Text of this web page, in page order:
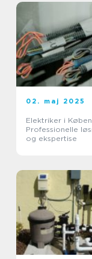
02. maj 2025
Elektriker i
Professionelle
og ekspertise